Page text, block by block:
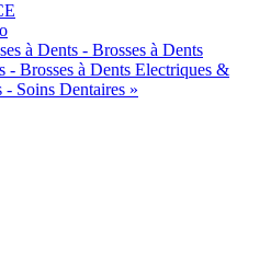
à Dents - Brosses à Dents
- Brosses à Dents Electriques &
- Soins Dentaires »